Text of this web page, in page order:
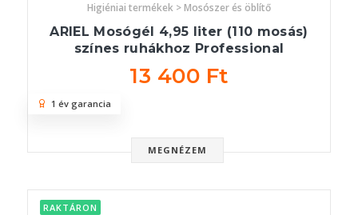
Higiéniai termékek > Mosószer és öblítő
ARIEL Mosógél 4,95 liter (110 mosás)
színes ruhákhoz Professional
13 400 Ft
MEGNÉZEM
1 év garancia
RAKTÁRON